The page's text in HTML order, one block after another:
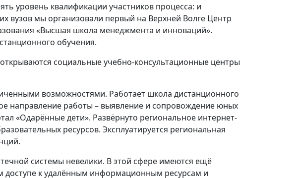
уровень квалификации участников процесса: и
вузов мы организовали первый на Верхней Волге Центр
«Высшая школа менеджмента и инноваций».
обучения.
социальные учебно-консультационные центры
возможностями. Работает школа дистанционного
направление работы – выявление и сопровождение юных
«Одарённые дети». Развёрнуто региональное интернет-
ресурсов. Эксплуатируется региональная
системы невелики. В этой сфере имеются ещё
к удалённым информационным ресурсам и